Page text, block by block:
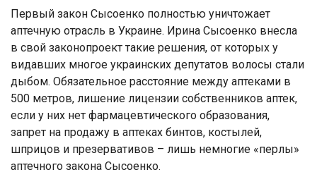
Первый закон Сысоенко полностью уничтожает
аптечную отрасль в Украине. Ирина Сысоенко внесла
в свой законопроект такие решения, от которых у
видавших многое украинских депутатов волосы стали
дыбом. Обязательное расстояние между аптеками в
500 метров, лишение лицензии собственников аптек,
если у них нет фармацевтического образования,
запрет на продажу в аптеках бинтов, костылей,
шприцов и презервативов – лишь немногие «перлы»
аптечного закона Сысоенко.